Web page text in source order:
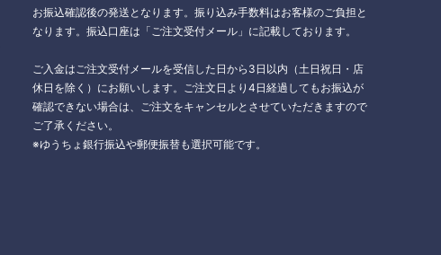
お振込確認後の発送となります。振り込み手数料はお客様のご負担と
なります。振込口座は「ご注文受付メール」に記載しております。
ご入金はご注文受付メールを受信した日から3日以内（土日祝日・店
休日を除く）にお願いします。ご注文日より4日経過してもお振込が
確認できない場合は、ご注文をキャンセルとさせていただきますので
ご了承ください。
※ゆうちょ銀行振込や郵便振替も選択可能です。